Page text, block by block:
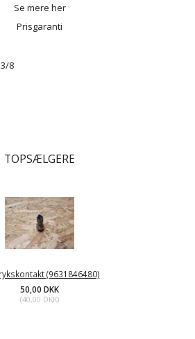
Se mere her
Prisgaranti
8
TOPSÆLGERE
(9631846480)
50,00 DKK
(40,00 DKK)